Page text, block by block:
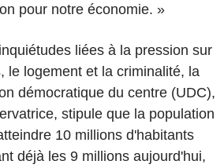
pour notre économie. »
liées à la pression sur
le logement et la criminalité, la
démocratique du centre (UDC),
stipule que la population
10 millions d'habitants
déjà les 9 millions aujourd'hui,